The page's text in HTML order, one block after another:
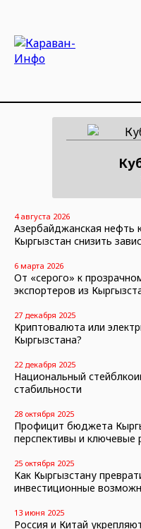
4 августа 2026
Азербайджанская нефть
Кыргызстан снизить
6 марта 2026
От «серого» к
экспортеров из
27 декабря 2025
Криптовалюта или
Кыргызстана?
22 декабря 2025
Национальный
стабильности
28 октября 2025
Профицит бюджета
перспективы и ключевые
25 октября 2025
Как Кыргызстану
инвестиционные
13 июня 2025
Россия и Китай